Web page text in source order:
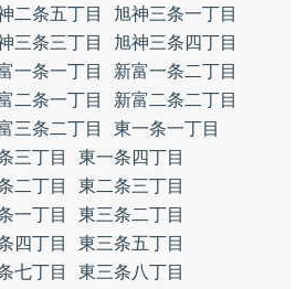
二条五丁目
旭神三条一丁目
三条三丁目
旭神三条四丁目
一条一丁目
新富一条二丁目
二条一丁目
新富二条二丁目
三条二丁目
東一条一丁目
三丁目
東一条四丁目
二丁目
東二条三丁目
一丁目
東三条二丁目
四丁目
東三条五丁目
七丁目 東三条八丁目